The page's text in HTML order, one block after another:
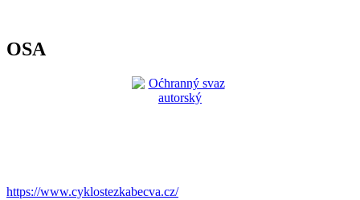
OSA
https://www.cyklostezkabecva.cz/